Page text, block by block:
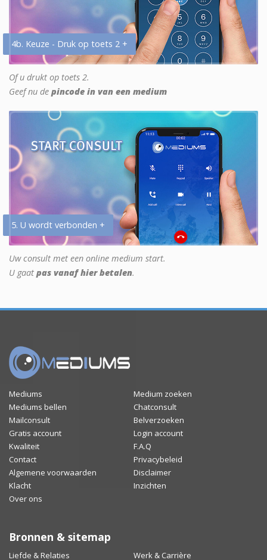
4b. Keuze - Druk op toets 2 +
Of u drukt op toets 2.
Geef nu de pincode in van een medium
5. U wordt verbonden +
Uw consult met een online medium start.
U gaat pas vanaf hier betalen.
Mediums
Medium zoeken
Mediums bellen
Chatconsult
Mailconsult
Belverzoeken
Gratis account
Login account
Kwaliteit
F.A.Q
Contact
Privacybeleid
Algemene voorwaarden
Disclaimer
Klacht
Inzichten
Over ons
Bronnen & sitemap
Liefde & Relaties Werk & Carrière